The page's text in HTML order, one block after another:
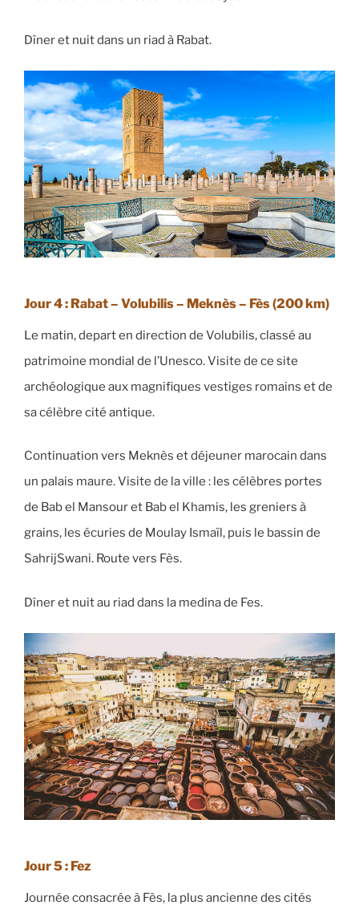
Dîner et nuit dans un riad à Rabat.
Jour 4 : Rabat – Volubilis – Meknès – Fès(200 km)
Le matin, depart en direction de Volubilis, classé au
patrimoine mondial de l’Unesco. Visite de ce site
archéologique aux magnifiques vestiges romains et de
sa célèbre cité antique.
Continuation vers Meknès et déjeuner marocain dans
un palais maure. Visite de la ville : les célèbres portes
de Bab el Mansour et Bab el Khamis, les greniers à
grains, les écuries de Moulay Ismaïl, puis le bassin de
SahrijSwani. Route vers Fès.
Dîner et nuit au riad dans la medina de Fes.
Jour 5 : Fez
Journée consacrée à Fès, la plus ancienne des cités